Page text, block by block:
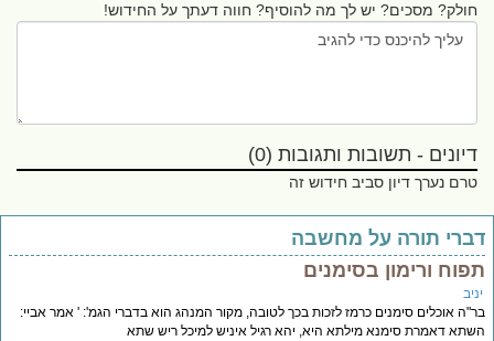
חולק? מסכים? יש לך מה להוסיף? חווה דעתך על החידוש!
דיונים - תשובות ותגובות (0)
טרם נערך דיון סביב חידוש זה
תורה על מחשבה
ורימון בסימנים
אוכלים סימנים כרמז לזכות בכך לטובה, מקור המנהג הוא בדברי הגמ': ' אמר אביי:
דאמרת סימנא מילתא היא, יהא רגיל איניש למיכל ריש שתא